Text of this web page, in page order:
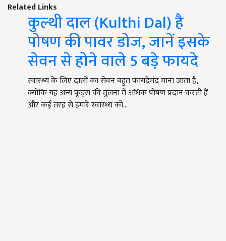
Related Links
कुल्थी दाल (Kulthi Dal) है
पोषण की पावर डोज, जानें इसके
सेवन से होने वाले 5 बड़े फायदे
स्वास्थ्य के लिए दालों का सेवन बहुत फायदेमंद माना जाता है,
क्योंकि यह अन्य फूड्स की तुलना में अधिक पोषण प्रदान करती हैं
और कई तरह से हमारे स्वास्थ्य को…